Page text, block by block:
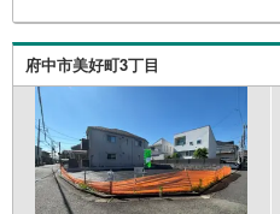
府中市美好町3丁目